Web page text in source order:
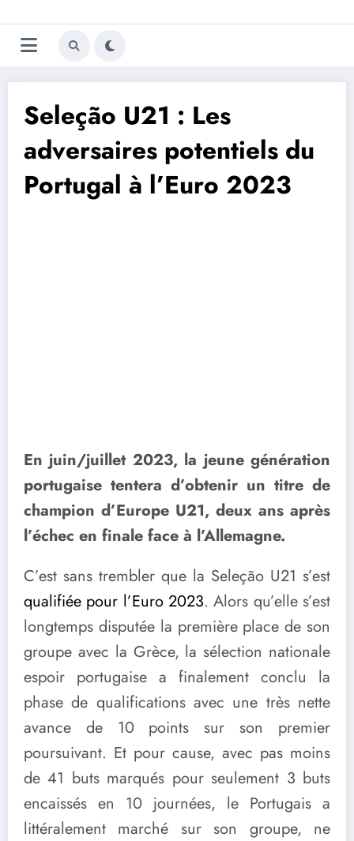
au
contenu
Trivela
L'actualité du football
Seleção U21 : Les
adversaires potentiels du
Portugal à l’Euro 2023
En juin/juillet 2023, la jeune génération
portugaise tentera d’obtenir un titre de
champion d’Europe U21, deux ans après
l’échec en finale face à l’Allemagne.
C’est sans trembler que la Seleção U21 s’est
qualifiée pour l’Euro 2023. Alors qu’elle s’est
longtemps disputée la première place de son
groupe avec la Grèce, la sélection nationale
espoir portugaise a finalement conclu la
phase de qualifications avec une très nette
avance de 10 points sur son premier
poursuivant. Et pour cause, avec pas moins
de 41 buts marqués pour seulement 3 buts
encaissés en 10 journées, le Portugais a
littéralement marché sur son groupe, ne